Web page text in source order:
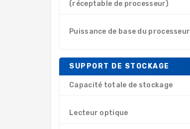
(réceptable de processeur)
Puissance de base du processeur
SUPPORT DE STOCKAGE
Capacité totale de stockage
Lecteur optique